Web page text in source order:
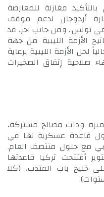
مغازلة للمعارضة
أردوجان لدعم موقف
تونس.. ومن جانب آخر، قد
الأزمة الليبية من جهة
لحل الأزمة الليبية برعاية
صلاحية إتفاق الصخيرات
وذات مصالح مشتركة،
قاعدة عسكرية لها في
مع حلول منتصف العام.
أفتتحت تركيا قاعدتها
خليج باب المندب، (كلا